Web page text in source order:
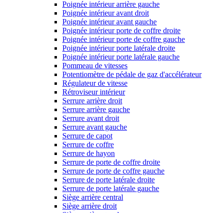
Poignée intérieur arrière gauche
Poignée intérieur avant droit
Poignée intérieur avant gauche
Poignée intérieur porte de coffre droite
Poignée intérieur porte de coffre gauche
Poignée intérieur porte latérale droite
Poignée intérieur porte latérale gauche
Pommeau de vitesses
Potentiomètre de pédale de gaz d'accélérateur
Régulateur de vitesse
Rétroviseur intérieur
Serrure arrière droit
Serrure arrière gauche
Serrure avant droit
Serrure avant gauche
Serrure de capot
Serrure de coffre
Serrure de hayon
Serrure de porte de coffre droite
Serrure de porte de coffre gauche
Serrure de porte latérale droite
Serrure de porte latérale gauche
Siège arrière central
Siège arrière droit